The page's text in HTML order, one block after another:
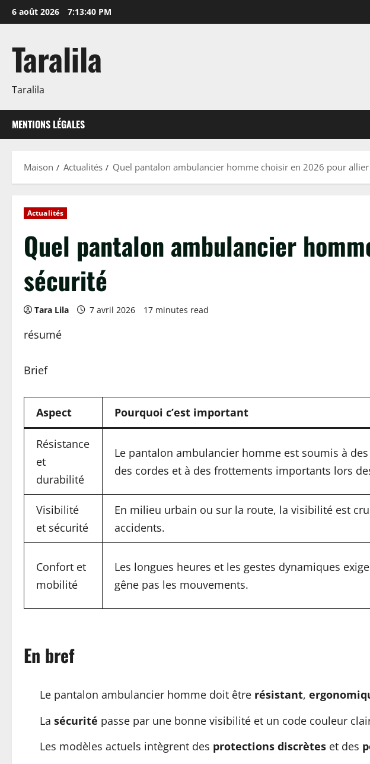
Passer
au
6 août 2026 7:13:41 PM
Taralila
Taralila
MENTIONS LÉGALES
Maison Actualités Quel pantalon ambulancier homme choisir en 2026 pour
Actualités
Quel pantalon ambulancier
sécurité
Tara Lila 7 avril 2026 17 minutes read
résumé
Brief
Aspect Pourquoi c’est important
Résistance
et
durabilité
Le pantalon ambulancier homme est soumis à
des cordes et à des frottements importants lors
Visibilité
et sécurité
En milieu urbain ou sur la route, la visibilité est
accidents.
Confort et
mobilité
Les longues heures et les gestes dynamiques
gêne pas les mouvements.
En bref
Le pantalon ambulancier homme doit être résistant,
La sécurité passe par une bonne visibilité et un code couleur
Les modèles actuels intègrent des protections discrètes et des